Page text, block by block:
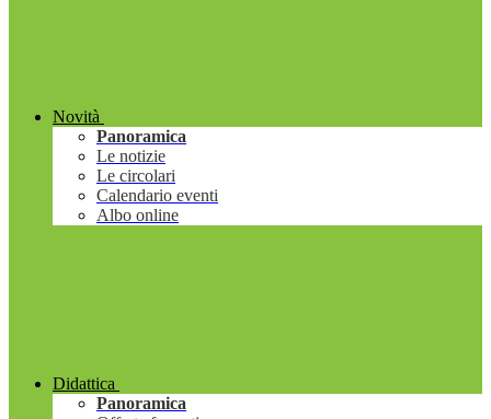
Novità
Panoramica
Le notizie
Le circolari
Calendario eventi
Albo online
Didattica
Panoramica